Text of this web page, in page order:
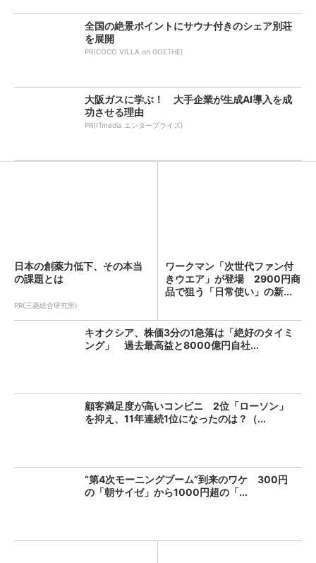
全国の絶景ポイントにサウナ付きのシェア別荘
を展開
PR(COCO VILLA on GOETHE)
大阪ガスに学ぶ！ 大手企業が生成AI導入を成
功させる理由
PR(ITmedia エンタープライズ)
日本の創薬力低下、その本当
の課題とは
PR(三菱総合研究所)
ワークマン「次世代ファン付
きウエア」が登場 2900円商
品で狙う「日常使い」の新...
キオクシア、株価3分の1急落は「絶好のタイミ
ング」 過去最高益と8000億円自社...
顧客満足度が高いコンビニ 2位「ローソン」
を抑え、11年連続1位になったのは？（...
“第4次モーニングブーム”到来のワケ 300円
の「朝サイゼ」から1000円超の「...